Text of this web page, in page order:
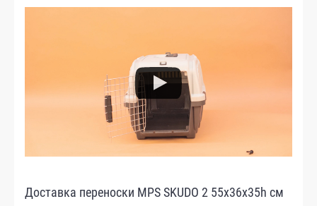
Доставка переноски MPS SKUDO 2 55х36х35h см